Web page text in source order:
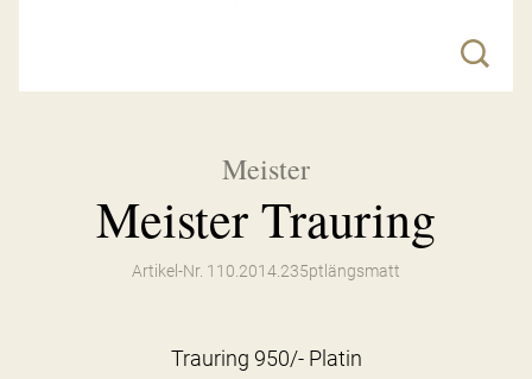
Meister
Meister Trauring
Artikel-Nr. 110.2014.235ptlängsmatt
Trauring 950/- Platin